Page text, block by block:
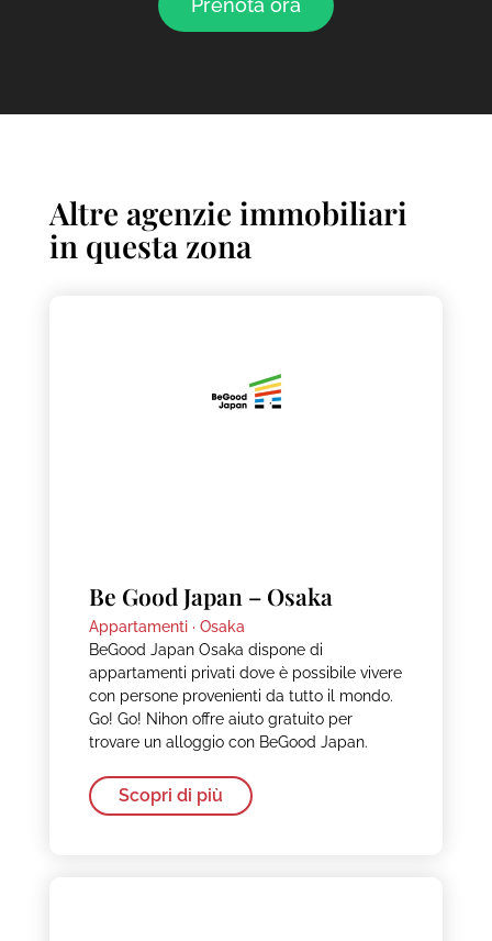
Prenota ora
Altre agenzie immobiliari
in questa zona
Be Good Japan – Osaka
Appartamenti · Osaka
BeGood Japan Osaka dispone di
appartamenti privati dove è possibile vivere
con persone provenienti da tutto il mondo.
Go! Go! Nihon offre aiuto gratuito per
trovare un alloggio con BeGood Japan.
Scopri di più